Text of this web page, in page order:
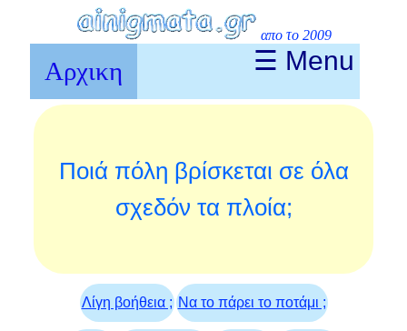
απο το 2009
Αρχικη ☰ Menu
Ποιά πόλη βρίσκεται σε όλα
σχεδόν τα πλοία;
Λίγη βοήθεια ; Να το πάρει το ποτάμι ;